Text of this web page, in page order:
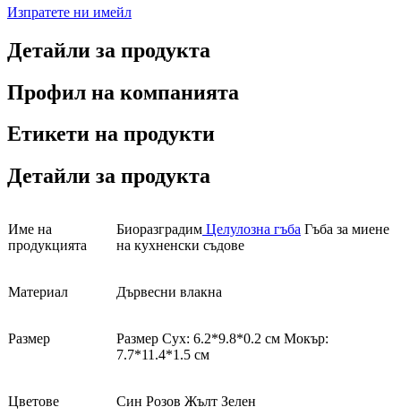
Изпратете ни имейл
Детайли за продукта
Профил на компанията
Етикети на продукти
Детайли за продукта
Име на
продукцията
Биоразградим Целулозна гъба Гъба за миене
на кухненски съдове
Материал Дървесни влакна
Размер
Размер Сух: 6.2*9.8*0.2 см Мокър:
7.7*11.4*1.5 см
Цветове Син Розов Жълт Зелен